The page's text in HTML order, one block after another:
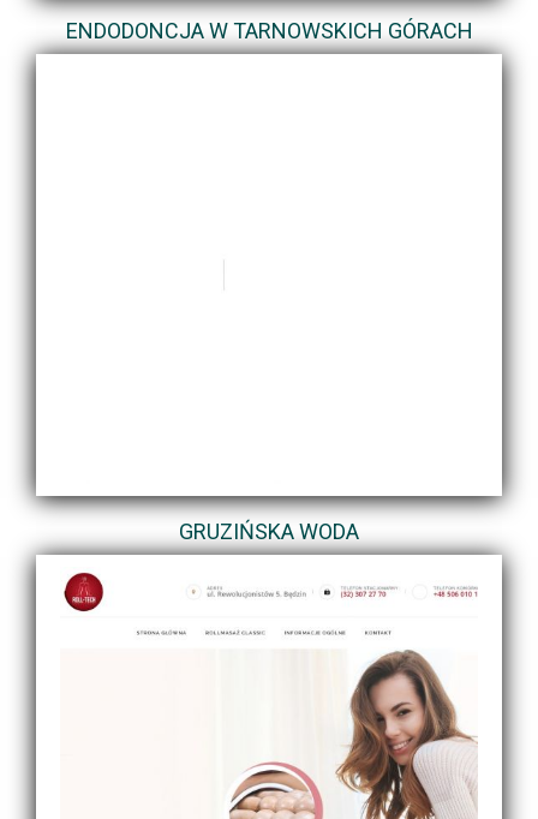
ENDODONCJA W TARNOWSKICH GÓRACH
GRUZIŃSKA WODA